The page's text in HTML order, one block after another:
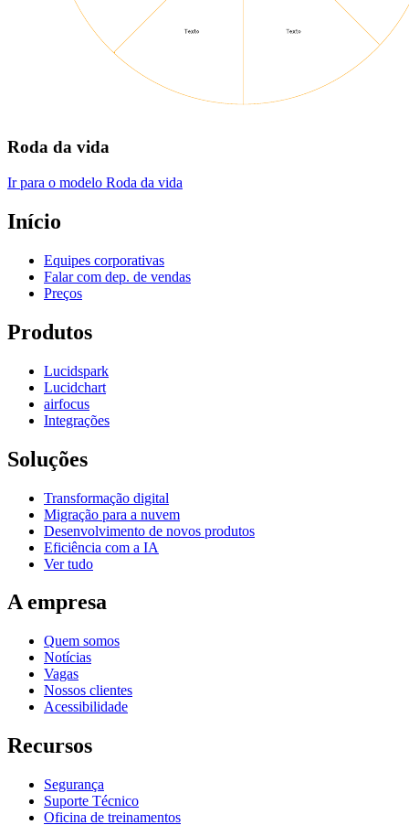
Roda da vida
Ir para o modelo Roda da vida
Início
Equipes corporativas
Falar com dep. de vendas
Preços
Produtos
Lucidspark
Lucidchart
airfocus
Integrações
Soluções
Transformação digital
Migração para a nuvem
Desenvolvimento de novos produtos
Eficiência com a IA
Ver tudo
A empresa
Quem somos
Notícias
Vagas
Nossos clientes
Acessibilidade
Recursos
Segurança
Suporte Técnico
Oficina de treinamentos